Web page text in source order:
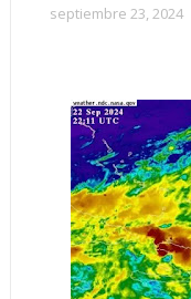
septiembre 23, 2024